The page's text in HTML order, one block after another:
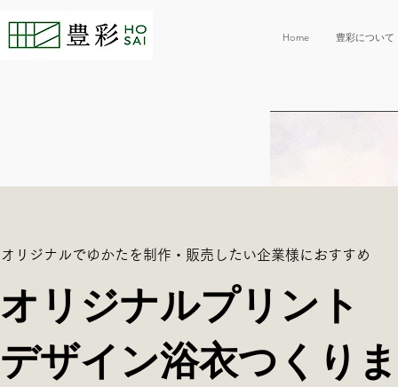
Home 豊彩について
オリジナルでゆかたを制作・販売したい企業様におすすめ
オリジナルプリント
デザイン浴衣つくりま